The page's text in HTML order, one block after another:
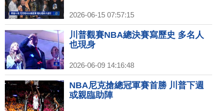
2026-06-15 07:57:15
川普觀賽NBA總決賽寫歷史 多名人
也現身
2026-06-09 14:16:48
NBA尼克搶總冠軍賽首勝 川普下週
或親臨助陣